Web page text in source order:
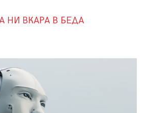
НИ ВКАРА В БЕДА